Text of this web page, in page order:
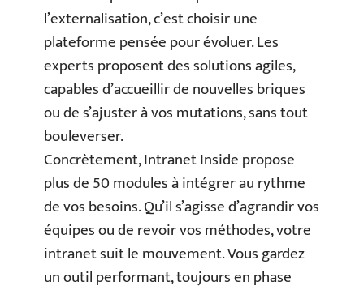
l’externalisation, c’est choisir une
plateforme pensée pour évoluer. Les
experts proposent des solutions agiles,
capables d’accueillir de nouvelles briques
ou de s’ajuster à vos mutations, sans tout
bouleverser.
Concrètement, Intranet Inside propose
plus de 50 modules à intégrer au rythme
de vos besoins. Qu’il s’agisse d’agrandir vos
équipes ou de revoir vos méthodes, votre
intranet suit le mouvement. Vous gardez
un outil performant, toujours en phase